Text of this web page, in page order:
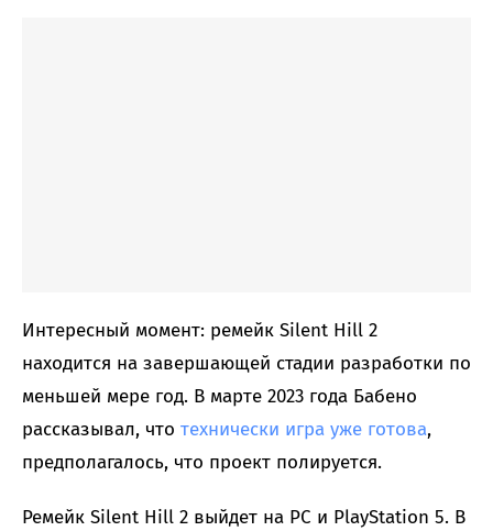
Интересный момент: ремейк Silent Hill 2
находится на завершающей стадии разработки по
меньшей мере год. В марте 2023 года Бабено
рассказывал, что технически игра уже готова,
предполагалось, что проект полируется.
Ремейк Silent Hill 2 выйдет на PC и PlayStation 5. В